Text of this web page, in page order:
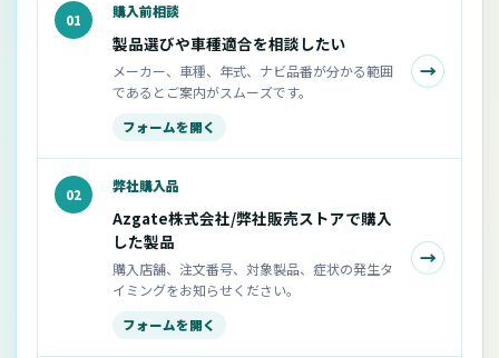
01 購入前相談
製品選びや車種適合を相談したい
メーカー、車種、年式、ナビ品番が分かる範囲
であるとご案内がスムーズです。
→
フォームを開く
02 弊社購入品
Azgate株式会社/弊社販売ストアで購入
した製品
購入店舗、注文番号、対象製品、症状の発生タ
イミングをお知らせください。
→
フォームを開く